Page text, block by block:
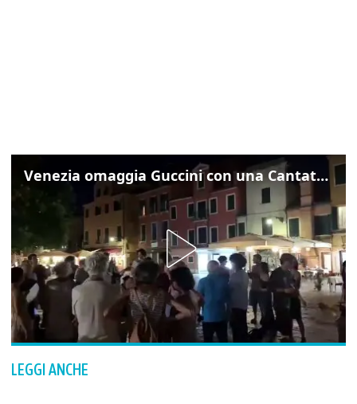
Venezia omaggia Guccini con una Cantata Anarchica in campo Santa Margherita
LEGGI ANCHE